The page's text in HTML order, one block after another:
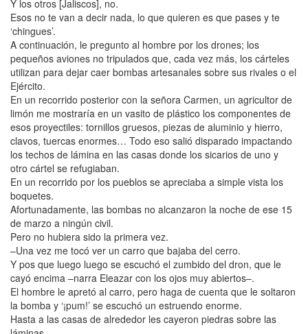
Y los otros [Jaliscos], no.
Esos no te van a decir nada, lo que quieren es que pases y te
‘chingues’.
A continuación, le pregunto al hombre por los drones; los
pequeños aviones no tripulados que, cada vez más, los cárteles
utilizan para dejar caer bombas artesanales sobre sus rivales o el
Ejército.
En un recorrido posterior con la señora Carmen, un agricultor de
limón me mostraría en un vasito de plástico los componentes de
esos proyectiles: tornillos gruesos, piezas de aluminio y hierro,
clavos, tuercas enormes… Todo eso salió disparado impactando
los techos de lámina en las casas donde los sicarios de uno y
otro cártel se refugiaban.
En un recorrido por los pueblos se apreciaba a simple vista los
boquetes.
Afortunadamente, las bombas no alcanzaron la noche de ese 15
de marzo a ningún civil.
Pero no hubiera sido la primera vez.
–Una vez me tocó ver un carro que bajaba del cerro.
Y pos que luego luego se escuchó el zumbido del dron, que le
cayó encima –narra Eleazar con los ojos muy abiertos–.
El hombre le apretó al carro, pero haga de cuenta que le soltaron
la bomba y ‘¡pum!’ se escuchó un estruendo enorme.
Hasta a las casas de alrededor les cayeron piedras sobre las